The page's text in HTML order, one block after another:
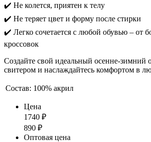
✔️ Не колется, приятен к телу
✔️ Не теряет цвет и форму после стирки
✔️ Легко сочетается с любой обувью – от
кроссовок
Создайте свой идеальный осенне-зимний
свитером и наслаждайтесь комфортом в
Состав: 100% акрил
Цена
1740 ₽
890 ₽
Оптовая цена